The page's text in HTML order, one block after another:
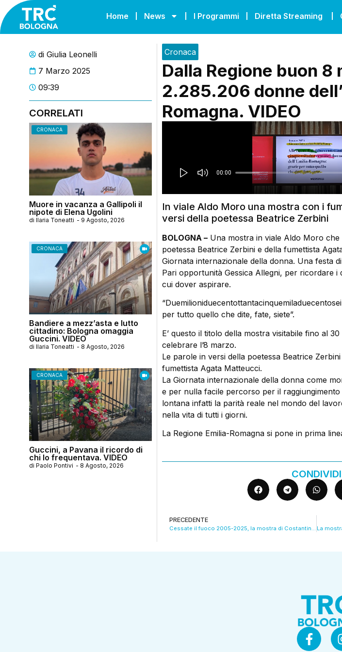
Home News I Programmi Diretta Streaming
di Giulia Leonelli
7 Marzo 2025
09:39
CORRELATI
CRONACA
Muore in vacanza a Gallipoli il
nipote di Elena Ugolini
di Ilaria Toneatti - 9 Agosto, 2026
CRONACA
Bandiere a mezz’asta e lutto
cittadino: Bologna omaggia
Guccini. VIDEO
di Ilaria Toneatti - 8 Agosto, 2026
CRONACA
Guccini, a Pavana il ricordo di
chi lo frequentava. VIDEO
di Paolo Pontivi - 8 Agosto, 2026
Cronaca
Dalla Regione buon 8
2.285.206 donne
Romagna. VIDEO
In viale Aldo Moro una mostra con i
versi della poetessa Beatrice Zerbini
BOLOGNA –Una mostra in viale Aldo Moro che
poetessa Beatrice Zerbini e della fumettista
Giornata internazionale della donna. Una festa
Pari opportunità Gessica Allegni, per ricordare i
cui dover aspirare.
per tutto quello che dite, fate, siete”.
E’ questo il titolo della mostra visitabile fino al
celebrare l’8 marzo.
Le parole in versi della poetessa Beatrice
fumettista Agata Matteucci.
La Giornata internazionale della donna come
e per nulla facile percorso per il
lontana infatti la parità reale nel mondo del
nella vita di tutti i giorni.
La Regione Emilia-Romagna si pone in prima
CONDIVIDI
PRECEDENTE